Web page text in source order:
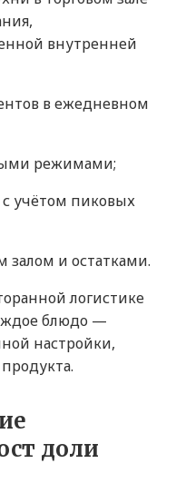
внутренней
в ежедневном
режимами;
учётом пиковых
залом и остатками.
логистике
блюдо —
настройки,
доли